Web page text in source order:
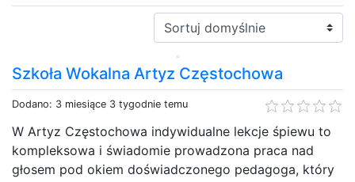
Sortuj:
Szkoła Wokalna Artyz Częstochowa
Dodano: 3 miesiące 3 tygodnie temu
W Artyz Częstochowa indywidualne lekcje śpiewu to
kompleksowa i świadomie prowadzona praca nad
głosem pod okiem doświadczonego pedagoga, który